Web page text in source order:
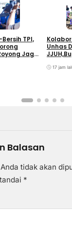
TPI,
Jaga
Unhas
Petani
17 jam
Balasan
tidak akan
*